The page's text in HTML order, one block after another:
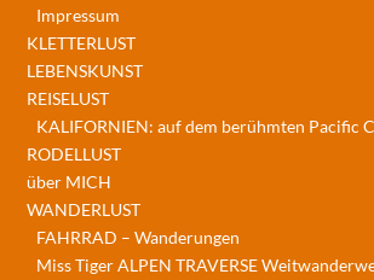
Impressum
KLETTERLUST
LEBENSKUNST
REISELUST
KALIFORNIEN: auf dem berühmten Pacific
RODELLUST
über MICH
WANDERLUST
FAHRRAD – Wanderungen
Miss Tiger ALPEN TRAVERSE